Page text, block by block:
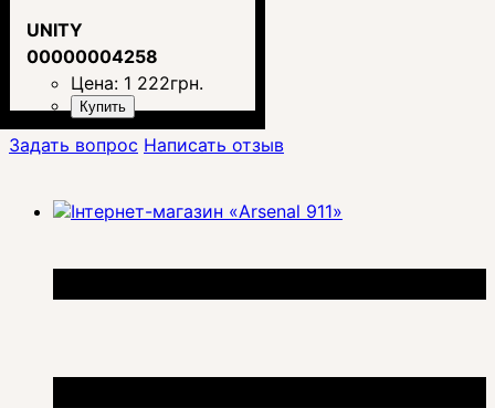
UNITY
00000004258
Цена: 1 222грн.
Купить
Задать вопрос Написать отзыв